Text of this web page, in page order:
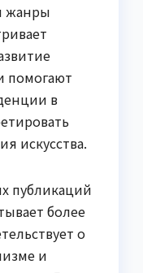
жанры
помогают
в
искусства.
публикаций
более
о
и